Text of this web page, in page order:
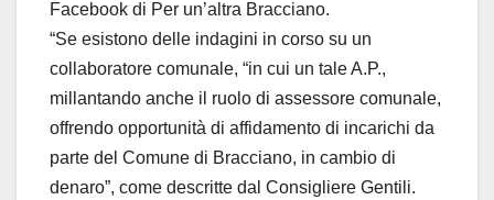
Facebook di Per un’altra Bracciano.
“Se esistono delle indagini in corso su un
collaboratore comunale, “in cui un tale A.P.,
millantando anche il ruolo di assessore comunale,
offrendo opportunità di affidamento di incarichi da
parte del Comune di Bracciano, in cambio di
denaro”, come descritte dal Consigliere Gentili.